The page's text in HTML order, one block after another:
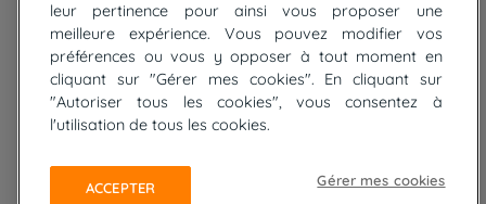
Cyclades : Amorgos et Naxos
Randonnée aux Bardenas Reales
De Collioure à Cadaquès à pied
Découverte des trésors de Madère
Rando Réunion en douceur
Trek sur Tenerife
leur pertinence pour ainsi vous proposer une
meilleure expérience. Vous pouvez modifier vos
préférences ou vous y opposer à tout moment en
cliquant sur "Gérer mes cookies". En cliquant sur
"Autoriser tous les cookies", vous consentez à
l'utilisation de tous les cookies.
Gérer mes cookies
ACCEPTER